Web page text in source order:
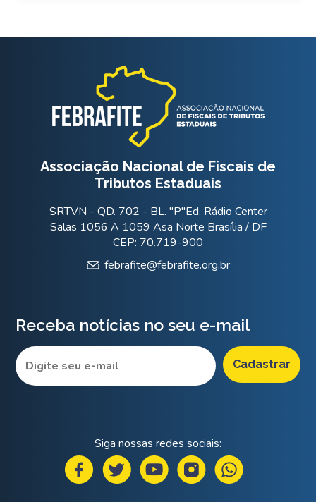
Associação Nacional de Fiscais de
Tributos Estaduais
SRTVN - QD. 702 - BL. "P"Ed. Rádio Center
Salas 1056 A 1059 Asa Norte Brasília / DF
CEP: 70.719-900
febrafite@febrafite.org.br
Receba notícias no seu e-mail
Siga nossas redes sociais: